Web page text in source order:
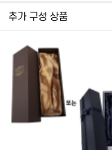
추가 구성 상품